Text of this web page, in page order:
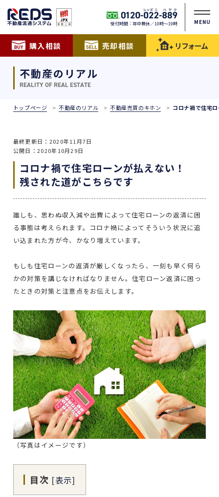
受付時間：年中無休／10時〜19時 MENU
購入相談 売却相談 リフォーム
不動産のリアル
REALITY OF REAL ESTATE
トップページ 不動産のリアル 不動産売買のキホン コロナ禍で住宅
最終更新日：2020年11月7日
公開日：2020年10月29日
コロナ禍で住宅ローンが払えない！
残された道がこちらです
誰しも、思わぬ収入減や出費によって住宅ローンの返済に困
る事態は考えられます。コロナ禍によってそういう状況に追
い込まれた方が今、かなり増えています。
もしも住宅ローンの返済が厳しくなったら、一刻も早く何ら
かの対策を講じなければなりません。住宅ローン返済に困っ
たときの対策と注意点をお伝えします。
（写真はイメージです）
目次 [表示]